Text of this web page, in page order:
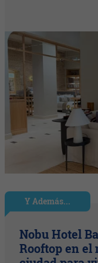
Y Además...
Nobu Hotel
Rooftop en el